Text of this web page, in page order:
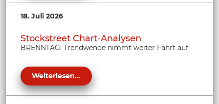
18. Juli 2026
Stockstreet Chart-Analysen
BRENNTAG: Trendwende nimmt weiter Fahrt auf
Weiterlesen...